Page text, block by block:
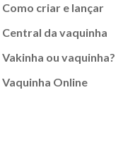
Como criar e lançar
Central da vaquinha
Vakinha ou vaquinha?
Vaquinha Online